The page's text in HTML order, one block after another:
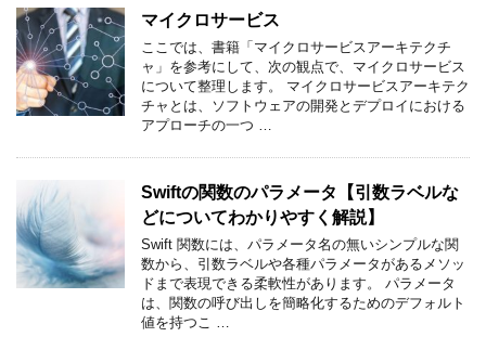
マイクロサービス
ここでは、書籍「マイクロサービスアーキテクチ
ャ」を参考にして、次の観点で、マイクロサービス
について整理します。 マイクロサービスアーキテク
チャとは、ソフトウェアの開発とデプロイにおける
アプローチの一つ …
Swiftの関数のパラメータ【引数ラベルな
どについてわかりやすく解説】
Swift 関数には、パラメータ名の無いシンプルな関
数から、引数ラベルや各種パラメータがあるメソッ
ドまで表現できる柔軟性があります。 パラメータ
は、関数の呼び出しを簡略化するためのデフォルト
値を持つこ …